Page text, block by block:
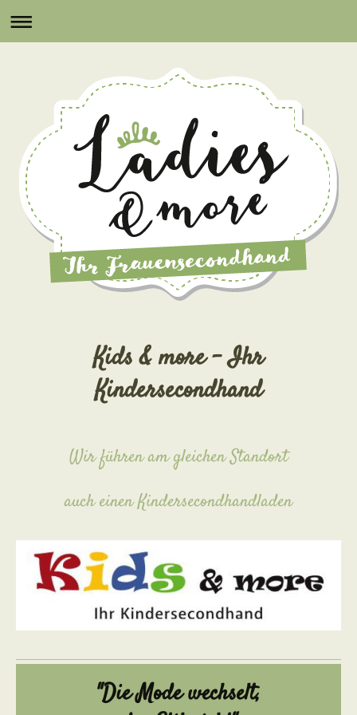
Kids & more - Ihr
Kindersecondhand
Wir führen am gleichen Standort
auch einen Kindersecondhandladen
"Die Mode wechselt,